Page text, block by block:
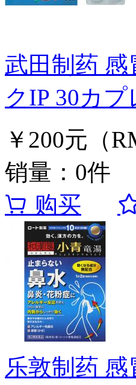
武田制药
クIP 30カプ
￥200元（
销量：0件
购买
乐敦制药